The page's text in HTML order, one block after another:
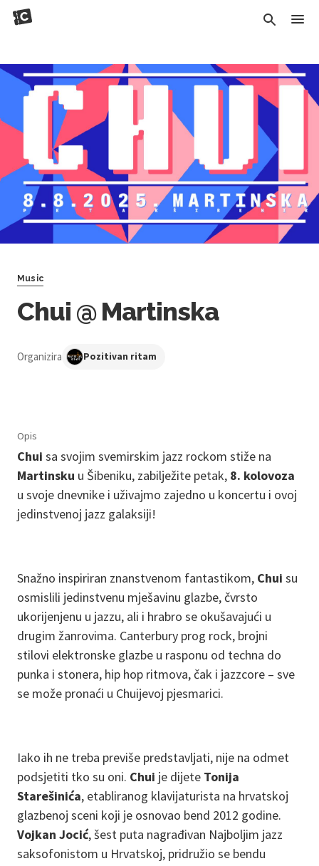
Music
Chui @ Martinska
Organizira Pozitivan ritam
Opis
Chui sa svojim svemirskim jazz rockom stiže na
Martinsku u Šibeniku, zabilježite petak, 8. kolovoza
u svoje dnevnike i uživajmo zajedno u koncertu i ovoj
jedinstvenoj jazz galaksiji!
Snažno inspiriran znanstvenom fantastikom, Chui su
osmislili jedinstvenu mješavinu glazbe, čvrsto
ukorijenjenu u jazzu, ali i hrabro se okušavajući u
drugim žanrovima. Canterbury prog rock, brojni
stilovi elektronske glazbe u rasponu od techna do
punka i stonera, hip hop ritmova, čak i jazzcore – sve
se može pronaći u Chuijevoj pjesmarici.
Iako ih ne treba previše predstavljati, nije na odmet
podsjetiti tko su oni. Chui je dijete Tonija
Starešinića, etabliranog klavijaturista na hrvatskoj
glazbenoj sceni koji je osnovao bend 2012 godine.
Vojkan Jocić, šest puta nagrađivan Najboljim jazz
saksofonistom u Hrvatskoj, pridružio se bendu